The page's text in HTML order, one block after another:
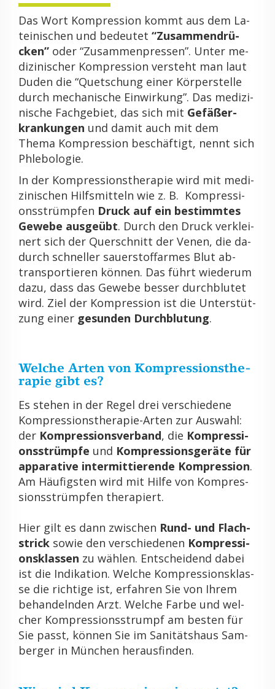
Das Wort Kom­pres­si­on kommt aus dem La­
tei­ni­schen und be­deu­tet “Zu­sam­men­drü­
cken” oder “Zu­sam­men­pres­sen”. Unter me­
di­zi­ni­scher Kom­pres­si­on ver­steht man laut
Duden die “Quet­schung einer Kör­per­stel­le
durch me­cha­ni­sche Ein­wir­kung”. Das me­di­zi­
ni­sche Fach­ge­biet, das sich mit Ge­fäß­er­
kran­kun­gen und damit auch mit dem
Thema Kom­pres­si­on be­schäf­tigt, nennt sich
Phle­bo­lo­gie.
In der Kom­pres­si­ons­the­ra­pie wird mit me­di­
zi­ni­schen Hilfs­mit­teln wie z. B. Kom­pres­si­
ons­strümp­fen Druck auf ein be­stimm­tes
Ge­we­be aus­ge­übt. Durch den Druck ver­klei­
nert sich der Quer­schnitt der Venen, die da­
durch schnel­ler sauer­stoff­ar­mes Blut ab­
trans­por­tie­ren kön­nen. Das führt wie­der­um
dazu, dass das Ge­we­be bes­ser durch­blu­tet
wird. Ziel der Kom­pres­si­on ist die Un­ter­stüt­
zung einer ge­sun­den Durch­blu­tung.
Wel­che Arten von Kom­pres­si­ons­the­
ra­pie gibt es?
Es ste­hen in der Regel drei ver­schie­de­ne
Kom­pres­si­ons­the­ra­pie-Arten zur Aus­wahl:
der Kom­pres­si­ons­ver­band, die Kom­pres­si­
ons­strümp­fe und Kom­pres­si­ons­ge­rä­te für
ap­pa­ra­ti­ve in­ter­mit­tie­ren­de Kom­pres­si­on.
Am Häu­figs­ten wird mit Hilfe von Kom­pres­
si­ons­strümp­fen the­ra­piert.
Hier gilt es dann zwi­schen Rund- und Flach­
strick sowie den ver­schie­de­nen Kom­pres­si­
ons­klas­sen zu wäh­len. Ent­schei­dend dabei
ist die In­di­ka­ti­on. Wel­che Kom­pres­si­ons­klas­
se die rich­ti­ge ist, er­fah­ren Sie von Ihrem
be­han­deln­den Arzt. Wel­che Farbe und wel­
cher Kom­pres­si­ons­strumpf am bes­ten für
Sie passt, kön­nen Sie im Sa­ni­täts­haus Sam­
ber­ger in Mün­chen her­aus­fin­den.